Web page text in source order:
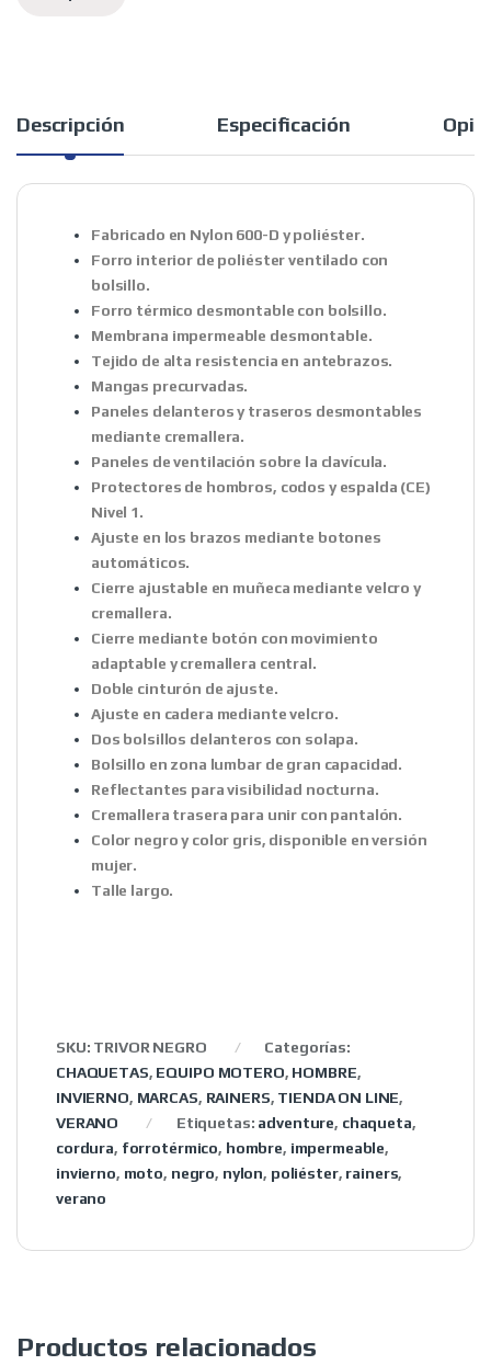
Descripción Especificación
Fabricado en Nylon 600-D y poliéster.
Forro interior de poliéster ventilado con
bolsillo.
Forro térmico desmontable con bolsillo.
Membrana impermeable desmontable.
Tejido de alta resistencia en antebrazos.
Mangas precurvadas.
Paneles delanteros y traseros desmontables
mediante cremallera.
Paneles de ventilación sobre la clavícula.
Protectores de hombros, codos y espalda (CE)
Nivel 1.
Ajuste en los brazos mediante botones
automáticos.
Cierre ajustable en muñeca mediante velcro y
cremallera.
Cierre mediante botón con movimiento
adaptable y cremallera central.
Doble cinturón de ajuste.
Ajuste en cadera mediante velcro.
Dos bolsillos delanteros con solapa.
Bolsillo en zona lumbar de gran capacidad.
Reflectantes para visibilidad nocturna.
Cremallera trasera para unir con pantalón.
Color negro y color gris, disponible en versión
mujer.
Talle largo.
SKU: TRIVOR NEGRO
Categorías:
CHAQUETAS, EQUIPO MOTERO, HOMBRE,
INVIERNO, MARCAS, RAINERS, TIENDA ON LINE,
VERANO
Etiquetas: adventure, chaqueta,
cordura, forrotérmico, hombre, impermeable,
invierno, moto, negro, nylon, poliéster, rainers,
verano
Productos relacionados